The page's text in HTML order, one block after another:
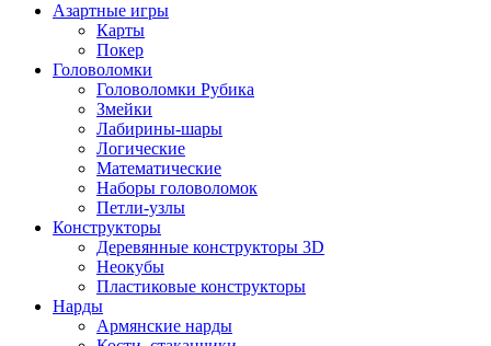
Азартные игры
Карты
Покер
Головоломки
Головоломки Рубика
Змейки
Лабирины-шары
Логические
Математические
Наборы головоломок
Петли-узлы
Конструкторы
Деревянные конструкторы 3D
Неокубы
Пластиковые конструкторы
Нарды
Армянские нарды